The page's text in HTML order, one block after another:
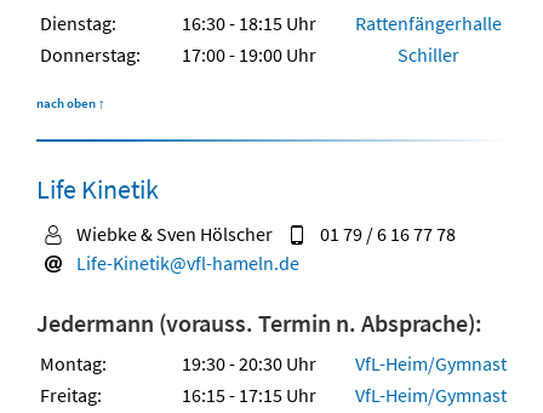
Dienstag: 16:30 - 18:15 Uhr
Rattenfängerhalle
Donnerstag:
17:00 - 19:00 Uhr Schiller
nach oben ↑
Life Kinetik
Wiebke & Sven Hölscher
01 79 / 6 16 77 78
Life-Kinetik@vfl-hameln.de
Jedermann (vorauss. Termin n. Absprache):
Montag: 19:30 - 20:30 Uhr
VfL-Heim/
Freitag:
16:15 - 17:15 Uhr
VfL-Heim/